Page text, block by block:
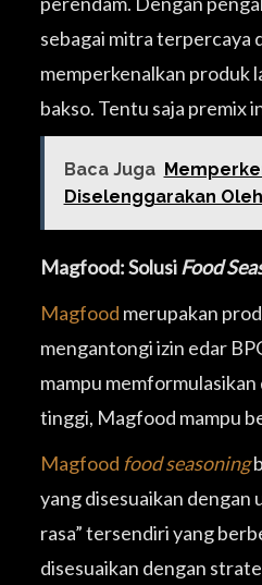
sebagai mitra terpercaya
memperkenalkan produk
bakso. Tentu saja premix
Baca Juga
Diselenggarakan
Magfood: SolusiFood
Magfood merupakan
mengantongi izin edar
mampu
tinggi, Magfood mampu
Magfood food seasoning
yang disesuaikan dengan
rasa” tersendiri yang
disesuaikan dengan